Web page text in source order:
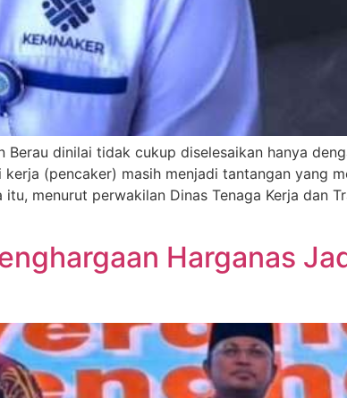
Berau dinilai tidak cukup diselesaikan hanya
(pencaker) masih menjadi tantangan yang
menurut perwakilan Dinas Tenaga Kerja dan
Harganas